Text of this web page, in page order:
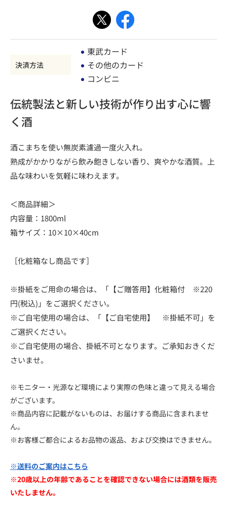
決済方法
東武カード
その他のカード
コンビニ
伝統製法と新しい技術が作り出す心に響
く酒
酒こまちを使い無炭素濾過一度火入れ。
熟成がかかりながら飲み飽きしない香り、爽やかな酒質。上
品な味わいを気軽に味わえます。
＜商品詳細＞
内容量：1800ml
箱サイズ：10×10×40cm
［化粧箱なし商品です］
※掛紙をご用命の場合は、「【ご贈答用】化粧箱付 ※220
円(税込)」をご選択ください。
※ご自宅使用の場合は、「【ご自宅使用】 ※掛紙不可」を
ご選択ください。
※ご自宅使用の場合、掛紙不可となります。ご承知おきくだ
さいませ。
※モニター・光源など環境により実際の色味と違って見える場合
がございます。
※商品内容に記載がないものは、お届けする商品に含まれませ
ん。
※お客様ご都合によるお品物の返品、および交換はできません。
※送料のご案内はこちら
※20歳以上の年齢であることを確認できない場合には酒類を販売
いたしません。